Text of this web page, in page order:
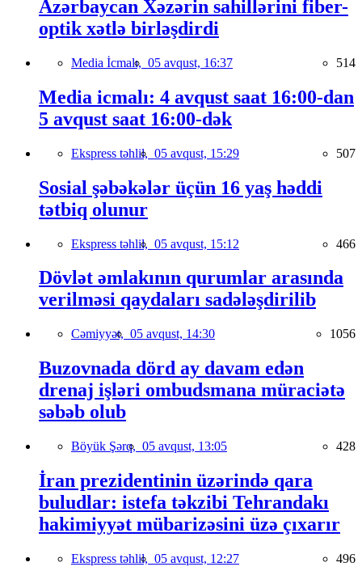
Azərbaycan Xəzərin sahillərini fiber-
optik xətlə birləşdirdi
Media İcmalı, 05 avqust, 16:37 514
Media icmalı: 4 avqust saat 16:00-dan
5 avqust saat 16:00-dək
Ekspress təhlil, 05 avqust, 15:29 507
Sosial şəbəkələr üçün 16 yaş həddi
tətbiq olunur
Ekspress təhlil, 05 avqust, 15:12 466
Dövlət əmlakının qurumlar arasında
verilməsi qaydaları sadələşdirilib
Cəmiyyət, 05 avqust, 14:30 1056
Buzovnada dörd ay davam edən
drenaj işləri ombudsmana müraciətə
səbəb olub
Böyük Şərq, 05 avqust, 13:05 428
İran prezidentinin üzərində qara
buludlar: istefa təkzibi Tehrandakı
hakimiyyət mübarizəsini üzə çıxarır
Ekspress təhlil, 05 avqust, 12:27 496